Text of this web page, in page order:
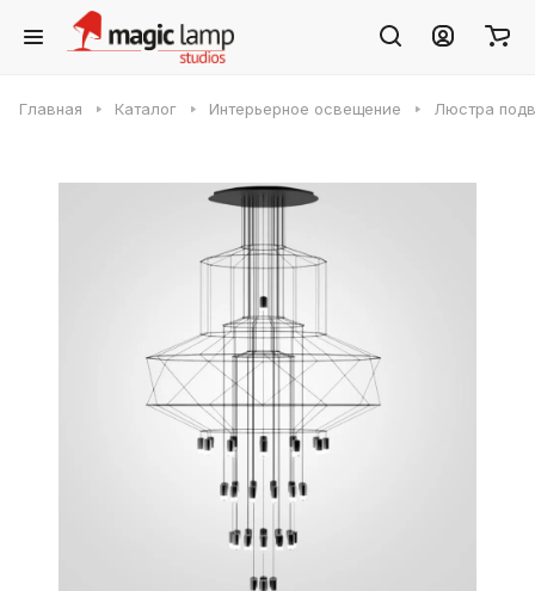
Главная Каталог Интерьерное освещение Люстра